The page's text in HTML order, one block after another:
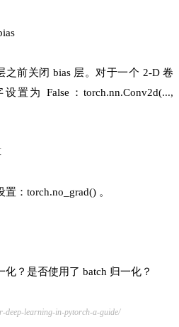
之前关闭 bias 层。对于一个 2-D 卷
置为 False：torch.nn.Conv2d(...,
：torch.no_grad() 。
？是否使用了 batch 归一化？
deep-learning-in-pytorch-a-guide/